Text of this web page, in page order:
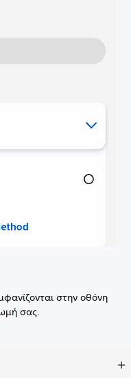
στην οθόνη
σας.